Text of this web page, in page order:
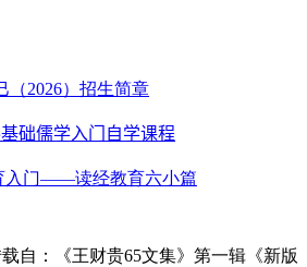
（2026）招生简章
基础儒学入门自学课程
入门——读经教育六小篇
自：《王财贵65文集》第一辑《新版